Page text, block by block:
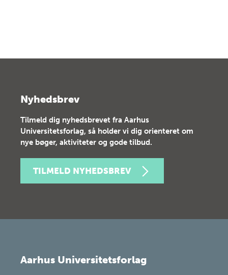
Nyhedsbrev
Tilmeld dig nyhedsbrevet fra Aarhus
Universitetsforlag, så holder vi dig orienteret om
nye bøger, aktiviteter og gode tilbud.
TILMELD NYHEDSBREV
Aarhus Universitetsforlag